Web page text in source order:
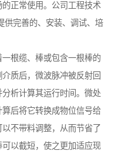
正常使用。公司工程技术
供完善的、安装、调试、培
根缆、棒或包含一根棒的
质后，微波脉冲被反射回
析计算其运行时间。微处
后将它转换成物位信号给
不带料调整，从而节省了
以截短，使之更加适应现